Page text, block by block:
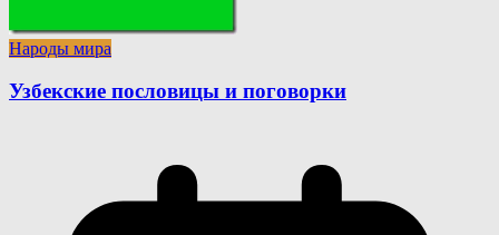
Народы мира
Узбекские пословицы и поговорки